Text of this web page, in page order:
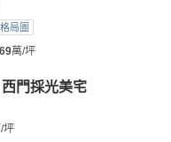
局圖
萬/坪
西門採光美宅
坪